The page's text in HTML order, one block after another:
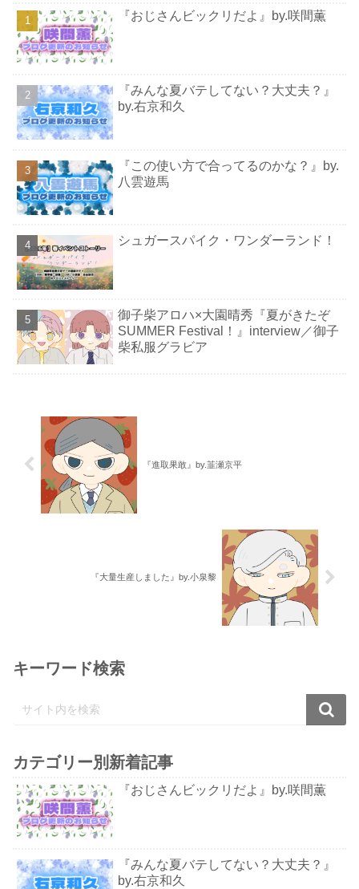
『おじさんビックリだよ』by.咲間薫
『みんな夏バテしてない？大丈夫？』
by.右京和久
『この使い方で合ってるのかな？』by.
八雲遊馬
シュガースパイク・ワンダーランド！
御子柴アロハ×大園晴秀『夏がきたぞ
SUMMER Festival！』interview／御子
柴私服グラビア
『進取果敢』by.韮瀬京平
『大量生産しました』by.小泉黎
キーワード検索
カテゴリー別新着記事
『おじさんビックリだよ』by.咲間薫
『みんな夏バテしてない？大丈夫？』
by.右京和久